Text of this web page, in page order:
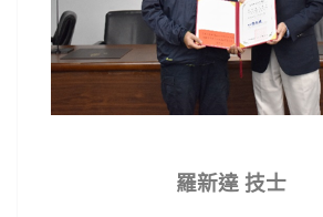
羅新達 技士